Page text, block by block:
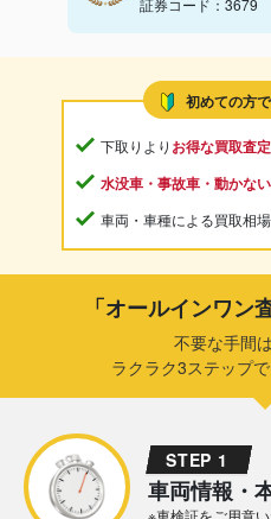
下取りより お得な買取査定
水没車・事故車・動かな
車両・車種による買取相
初めての方
「オールインワン
不要な手間
ラクラク3ステップ
STEP 1
車両情報・
※車検証をご用意